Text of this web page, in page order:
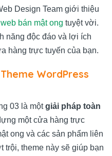
Design Team giới thiệu
bán mật ong tuyệt vời.
năng độc đáo và lợi ích
hàng trực tuyến của bạn.
WordPress
03 là mộtgiải pháp toàn
một cửa hàng trực
ong và các sản phẩm liên
theme này sẽ giúp bạn